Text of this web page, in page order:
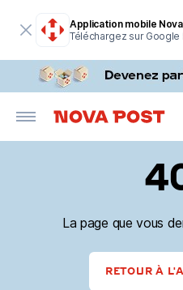
Application mobile
Téléchargez sur Google
La page que vous
RETOUR À